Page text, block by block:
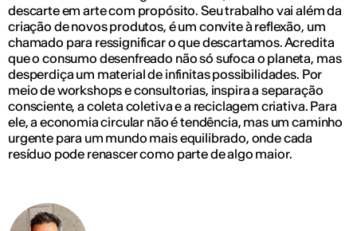
descarte em arte com propósito. Seu trabalho vai além da
criação de novos produtos, é um convite à reflexão, um
chamado para ressignificar o que descartamos. Acredita
que o consumo desenfreado não só sufoca o planeta, mas
desperdiça um material de infinitas possibilidades. Por
meio de workshops e consultorias, inspira a separação
consciente, a coleta coletiva e a reciclagem criativa. Para
ele, a economia circular não é tendência, mas um caminho
urgente para um mundo mais equilibrado, onde cada
resíduo pode renascer como parte de algo maior.